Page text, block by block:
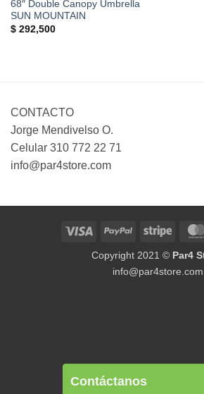
68″ Double Canopy Umbrella
SUN MOUNTAIN
$292,500
CONTACTO
Jorge Mendivelso O.
Celular 310 772 22 71
info@par4store.com
Visa PayPal Stripe
Copyright 2021 © Par4
info@par4store.com
Contáctanos